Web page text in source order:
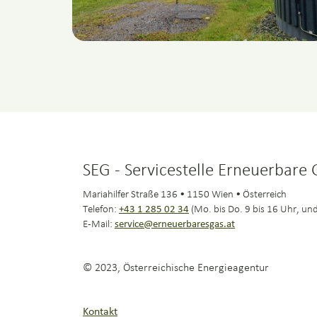
SEG - Servicestelle Erneuerbare
Mariahilfer Straße 136 • 1150 Wien • Österreich
Telefon: +43 1 285 02 34 (Mo. bis Do. 9 bis 16 Uhr,
E-Mail: service@erneuerbaresgas.at
© 2023, Österreichische Energieagentur
Kontakt